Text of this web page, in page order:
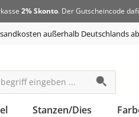
2% Skonto. Der Gutscheincode
außerhalb Deutschlands
Stanzen/Dies